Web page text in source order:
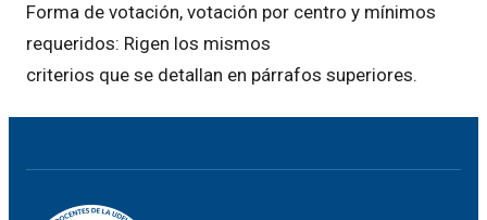
Forma de votación, votación por centro y mínimos
requeridos: Rigen los mismos
criterios que se detallan en párrafos superiores.